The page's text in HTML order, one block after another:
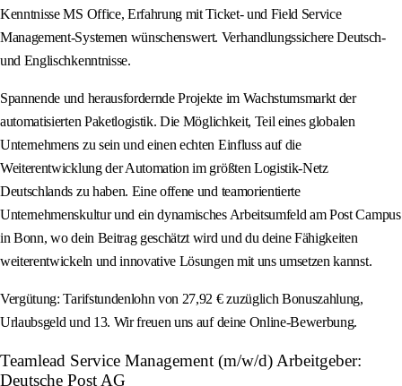
Kenntnisse MS Office, Erfahrung mit Ticket- und Field Service
Management-Systemen wünschenswert. Verhandlungssichere Deutsch-
und Englischkenntnisse.
Spannende und herausfordernde Projekte im Wachstumsmarkt der
automatisierten Paketlogistik. Die Möglichkeit, Teil eines globalen
Unternehmens zu sein und einen echten Einfluss auf die
Weiterentwicklung der Automation im größten Logistik-Netz
Deutschlands zu haben. Eine offene und teamorientierte
Unternehmenskultur und ein dynamisches Arbeitsumfeld am Post Campus
in Bonn, wo dein Beitrag geschätzt wird und du deine Fähigkeiten
weiterentwickeln und innovative Lösungen mit uns umsetzen kannst.
Vergütung: Tarifstundenlohn von 27,92 € zuzüglich Bonuszahlung,
Urlaubsgeld und 13. Wir freuen uns auf deine Online-Bewerbung.
Teamlead Service Management (m/w/d) Arbeitgeber:
Deutsche Post AG